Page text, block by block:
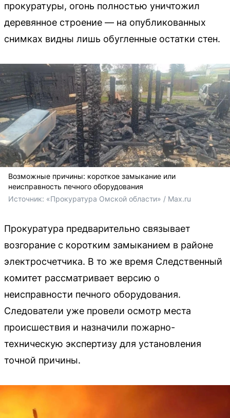
прокуратуры, огонь полностью уничтожил
деревянное строение — на опубликованных
снимках видны лишь обугленные остатки стен.
Возможные причины: короткое замыкание или
неисправность печного оборудования
Источник: «Прокуратура Омской области» / Max.ru
Прокуратура предварительно связывает
возгорание с коротким замыканием в районе
электросчетчика. В то же время Следственный
комитет рассматривает версию о
неисправности печного оборудования.
Следователи уже провели осмотр места
происшествия и назначили пожарно-
техническую экспертизу для установления
точной причины.